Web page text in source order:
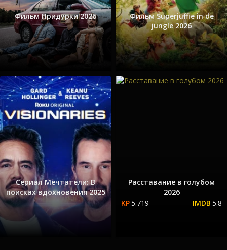
Фильм Придурки 2026
Фильм Superjuffie in de
jungle 2026
Сериал Мечтатели: В
поисках вдохновения 2025
Расставание в голубом
2026
5.719
5.8